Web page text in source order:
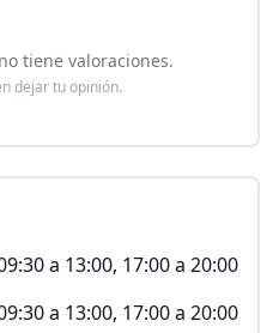
tiene valoraciones.
dejar tu opinión.
a 13:00, 17:00 a 20:00
a 13:00, 17:00 a 20:00